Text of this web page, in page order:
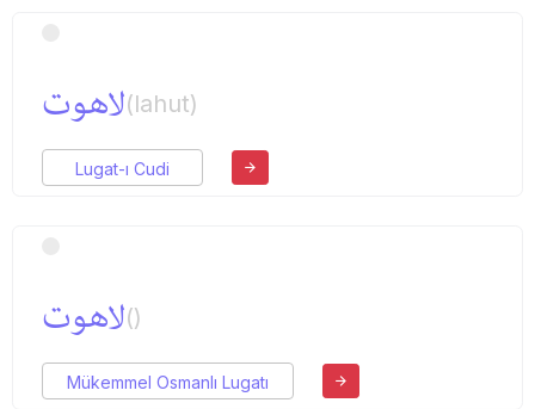
لاهوت(lahut)
Lugat-ı Cudi
لاهوت()
Mükemmel Osmanlı Lugatı